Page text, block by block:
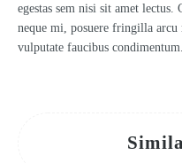
egestas sem nisi sit amet
neque mi, posuere fringilla
vulputate faucibus